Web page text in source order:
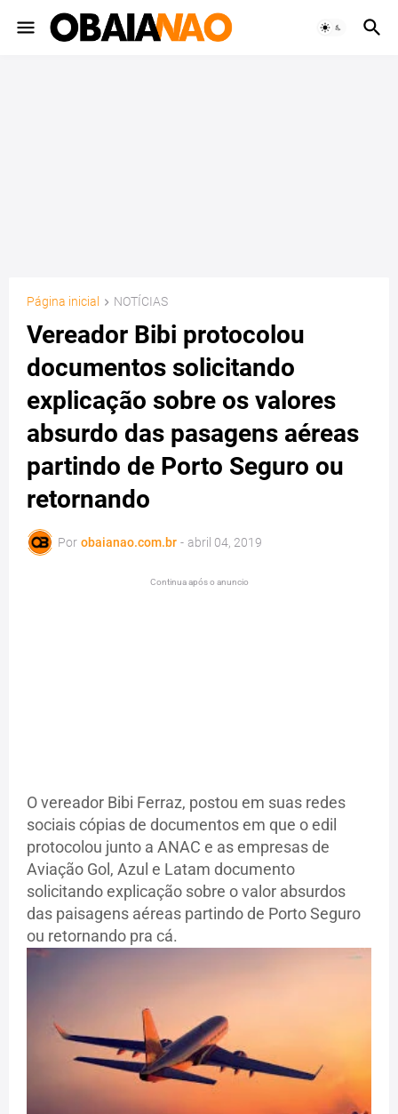
Página inicial NOTÍCIAS
Vereador Bibi protocolou
documentos solicitando
explicação sobre os valores
absurdo das pasagens aéreas
partindo de Porto Seguro ou
retornando
Por obaianao.com.br - abril 04, 2019
Continua após o anuncio
O vereador Bibi Ferraz, postou em suas redes
sociais cópias de documentos em que o edil
protocolou junto a ANAC e as empresas de
Aviação Gol, Azul e Latam documento
solicitando explicação sobre o valor absurdos
das paisagens aéreas partindo de Porto Seguro
ou retornando pra cá.